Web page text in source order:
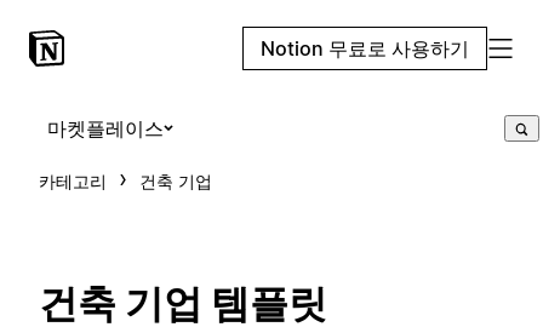
Notion 무료로 사용하기
마켓플레이스
카테고리 건축 기업
건축 기업 템플릿